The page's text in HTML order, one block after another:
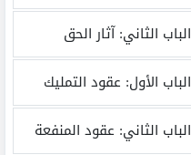
الباب الثاني: آثار الحق
الباب الأول: عقود التمليك
الباب الثاني: عقود المنفعة